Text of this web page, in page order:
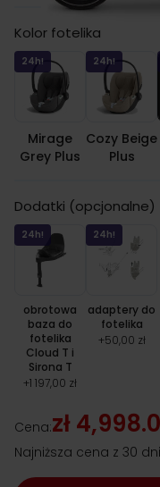
Kolor fotelika
24h!
Mirage
Grey Plus
24h!
Cozy Beige
Plus
Dodatki (opcjonalne)
24h!
obrotowa
baza do
fotelika
Cloud T i
Sirona T
+1 197,00 zł
24h!
adaptery do
fotelika
+50,00 zł
Cena:zł
Najniższa cena z 30